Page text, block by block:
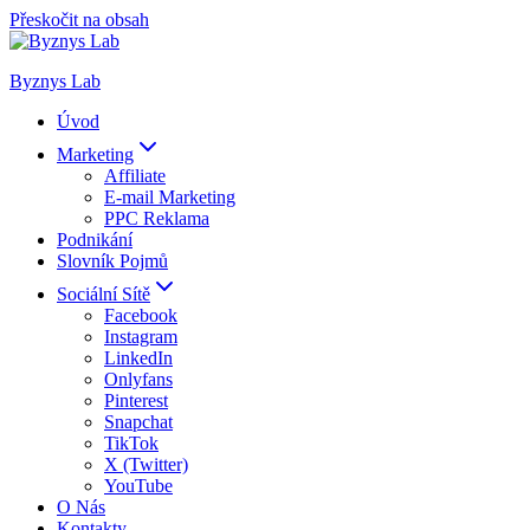
Přeskočit na obsah
Byznys Lab
Úvod
Marketing
Affiliate
E-mail Marketing
PPC Reklama
Podnikání
Slovník Pojmů
Sociální Sítě
Facebook
Instagram
LinkedIn
Onlyfans
Pinterest
Snapchat
TikTok
X (Twitter)
YouTube
O Nás